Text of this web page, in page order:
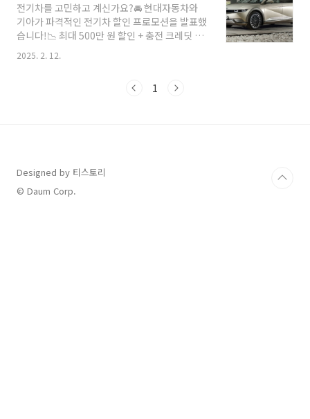
전기차를 고민하고 계신가요?🚘 현대자동차와
기아가 파격적인 전기차 할인 프로모션을 발표했
습니다!📉 최대 500만 원 할인 + 충전 크레딧 혜
택까지!🔍 어떤 차종이 얼마나 할인되는지?💰 실
구매가는 얼마인지?📢 2025년 전기차 구매 혜택
기차 할인 혜택 총정리!🚘 현대차는 9개 전기차
트릭100만 원GV60 (제네시스)300만 원G80 전
동화 모델차량 가격의 5% 할인 💡 추가 혜택:✔️
2025. 2. 12.
1
Designed by 티스토리
© Daum Corp.